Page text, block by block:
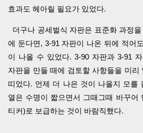
효과도 헤아릴 필요가 있었다.
더구나 공세벌식 자판은 표준화 과정
에 둔다면, 3-91 자판이 나온 뒤에 적어
이 나올 수 있었다. 3-90 자판과 3-91
자판을 만들 때에 검토할 사항들을 미리
띠었다. 언제 더 나은 것이 나올지 모를
열은 수명이 짧으면서 그때그때 바꾸어
티커)로 보급하는 것이 바람직했다.